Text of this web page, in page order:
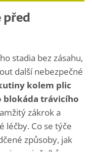
před
stadia bez zásahu,
další nebezpečné
kolem plic
blokáda trávicího
zákrok a
léčby. Co se týče
způsoby, jak